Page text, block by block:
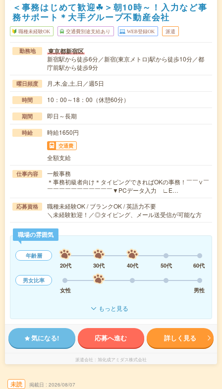
＜事務はじめて歓迎☘︎＞朝10時～！入力など事
務サポート＊大手グループ不動産会社
職種未経験OK 交通費別途支給あり WEB登録OK 派遣
勤務地 東京都新宿区
新宿駅から徒歩6分／新宿(東京メトロ)駅から徒歩10分／都
庁前駅から徒歩9分
曜日頻度 月,木,金,土,日／週5日
時間 10：00～18：00（休憩60分）
期間 即日～長期
時給 時給1650円
交通費
全額支給
仕事内容
一般事務
＊事務初級者向け＊タイピングできればOKの事務！￣￣∨￣
￣￣￣￣￣￣￣￣￣￣￣▼PCデータ入力 ∟E…
応募資格
職種未経験OK / ブランクOK / 英語力不要
＼未経験歓迎！／◎タイピング、メール送受信が可能な方
職場の雰囲気
年齢層
20代
30代 40代 50代
60代
男女比率
女性
男性
もっと見る
気になる! 応募へ進む 詳しく見る
派遣会社 旭化成アミダス株式会社
未読 掲載日 2026/08/07